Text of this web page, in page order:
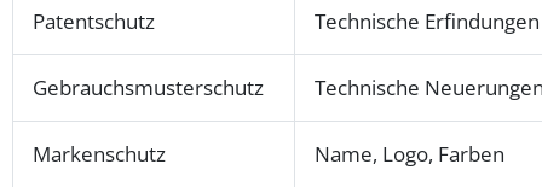
Patentschutz Technische Erfindungen
Gebrauchsmusterschutz Technische
Markenschutz Name, Logo, Farben